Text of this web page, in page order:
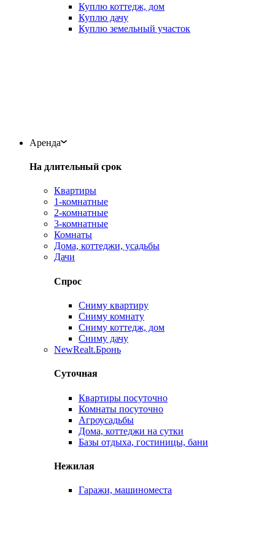
Куплю коттедж, дом
Куплю дачу
Куплю земельный участок
Аренда
На длительный срок
Квартиры
1-комнатные
2-комнатные
3-комнатные
Комнаты
Дома, коттеджи, усадьбы
Дачи
Спрос
Сниму квартиру
Сниму комнату
Сниму коттедж, дом
Сниму дачу
NewRealt.Бронь
Суточная
Квартиры посуточно
Комнаты посуточно
Агроусадьбы
Дома, коттеджи на сутки
Базы отдыха, гостиницы, бани
Нежилая
Гаражи, машиноместа